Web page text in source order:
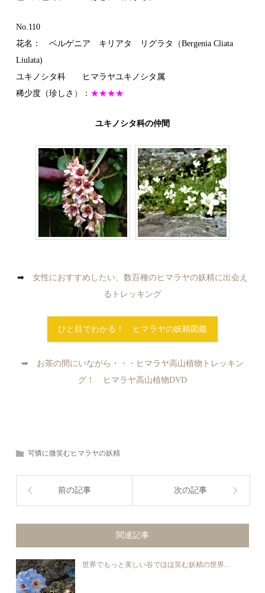
No.110
花名： ベルゲニア キリアタ リグラタ（Bergenia Cliata
Liulata)
ユキノシタ科 ヒマラヤユキノシタ属
稀少度（珍しさ ） ： ★★★★
ユキノシタ科の仲間
➡ 女性におすすめしたい、数百種のヒマラヤの妖精に出会え
るトレッキング
ひと目でわかる！ ヒマラヤの妖精図鑑
➡ お茶の間にいながら・・・ヒマラヤ高山植物トレッキン
グ！ ヒマラヤ高山植物DVD
可憐に微笑むヒマラヤの妖精
前の記事 次の記事
関連記事
世界でもっと美しい谷でほほ笑む妖精の世界...